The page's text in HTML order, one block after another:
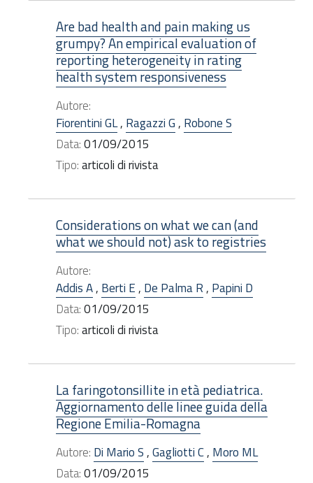
Are bad health and pain making us
grumpy? An empirical evaluation of
reporting heterogeneity in rating
health system responsiveness
Autore:
Fiorentini GL, Ragazzi G, Robone S
Data:01/09/2015
Tipo:articoli di rivista
Considerations on what we can (and
what we should not) ask to registries
Autore:
Addis A, Berti E, De Palma R, Papini D
Data:01/09/2015
Tipo:articoli di rivista
La faringotonsillite in età pediatrica.
Aggiornamento delle linee guida della
Regione Emilia-Romagna
Autore: Di Mario S,Gagliotti C, Moro ML
Data:01/09/2015